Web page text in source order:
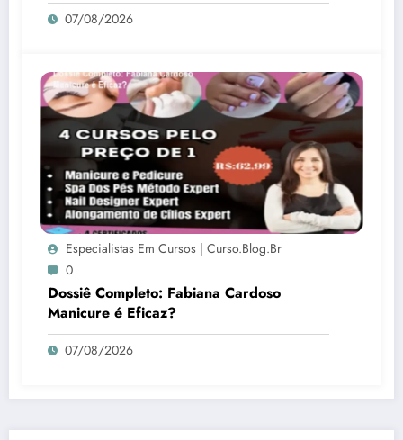
07/08/2026
Especialistas Em Cursos | Curso.blog.br
0
Dossiê Completo: Fabiana Cardoso
Manicure é Eficaz?
07/08/2026